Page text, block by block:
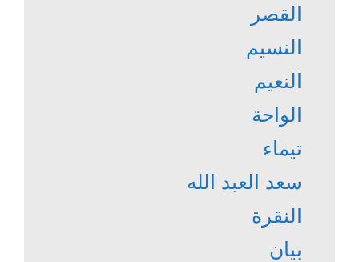
القصر
النسيم
النعيم
الواحة
تيماء
سعد العبد الله
النقرة
بيان